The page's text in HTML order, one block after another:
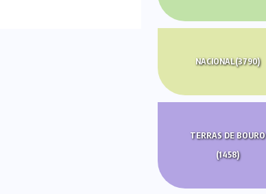
NACIONAL(3790)
TERRAS DE BOURO
(1458)